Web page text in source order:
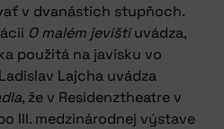
v dvanástich stupňoch.
O malém jevištiuvádza,
použitá na javisku vo
Ladislav Lajcha uvádza
, že v Residenztheatre v
III. medzinárodnej výstave